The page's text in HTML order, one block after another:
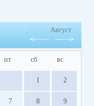
Август
пт сб вс
1 2
7 8 9